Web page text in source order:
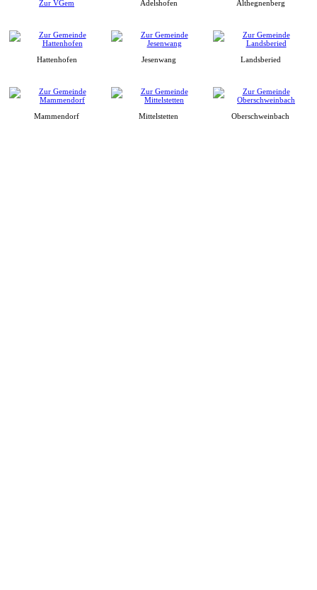
Zur VGem Adelshofen Althegnenberg
Hattenhofen Jesenwang Landsberied
Mammendorf Mittelstetten Oberschweinbach